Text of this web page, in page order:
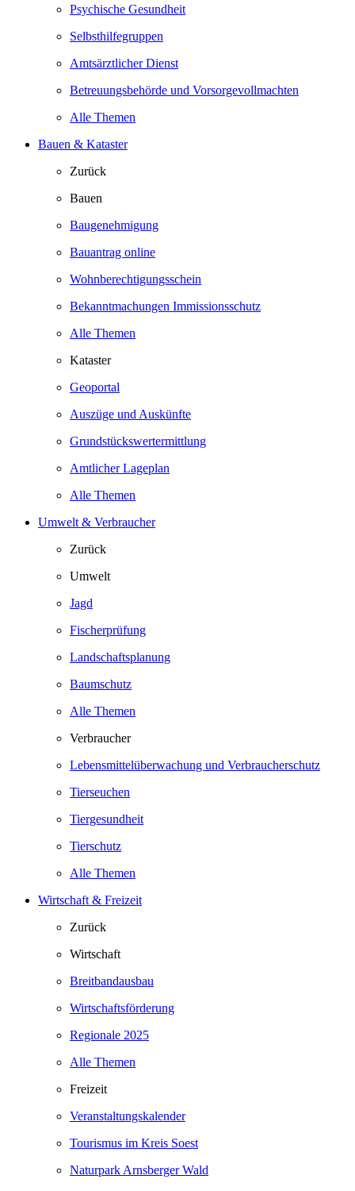
Psychische Gesundheit
Selbsthilfegruppen
Amtsärztlicher Dienst
Betreuungsbehörde und Vorsorgevollmachten
Alle Themen
Bauen & Kataster
Zurück
Bauen
Baugenehmigung
Bauantrag online
Wohnberechtigungsschein
Bekanntmachungen Immissionsschutz
Alle Themen
Kataster
Geoportal
Auszüge und Auskünfte
Grundstückswertermittlung
Amtlicher Lageplan
Alle Themen
Umwelt & Verbraucher
Zurück
Umwelt
Jagd
Fischerprüfung
Landschaftsplanung
Baumschutz
Alle Themen
Verbraucher
Lebensmittelüberwachung und Verbraucherschutz
Tierseuchen
Tiergesundheit
Tierschutz
Alle Themen
Wirtschaft & Freizeit
Zurück
Wirtschaft
Breitbandausbau
Wirtschaftsförderung
Regionale 2025
Alle Themen
Freizeit
Veranstaltungskalender
Tourismus im Kreis Soest
Naturpark Arnsberger Wald